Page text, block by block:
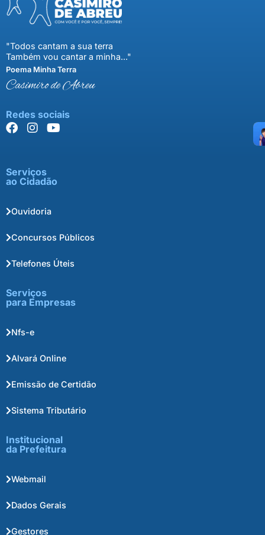
"Todos cantam a sua terra
Também vou cantar a minha..."
Poema Minha Terra
Casimiro de Abreu
Redes sociais
Serviços
ao Cidadão
Ouvidoria
Concursos Públicos
Telefones Úteis
Serviços
para Empresas
Nfs-e
Alvará Online
Emissão de Certidão
Sistema Tributário
Institucional
da Prefeitura
Webmail
Dados Gerais
Gestores